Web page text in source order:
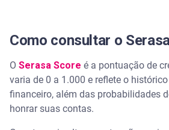
Como consultar o
O Serasa Score é a pontuação de
varia de 0 a 1.000 e reflete o
financeiro, além das probabilidades
honrar suas contas.